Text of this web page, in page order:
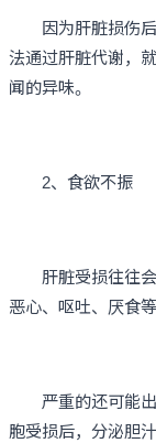
因为肝脏损伤后
法通过肝脏代谢，
闻的异味。
2、食欲不振
肝脏受损往往会
恶心、呕吐、厌食等
严重的还可能出
胞受损后，分泌胆